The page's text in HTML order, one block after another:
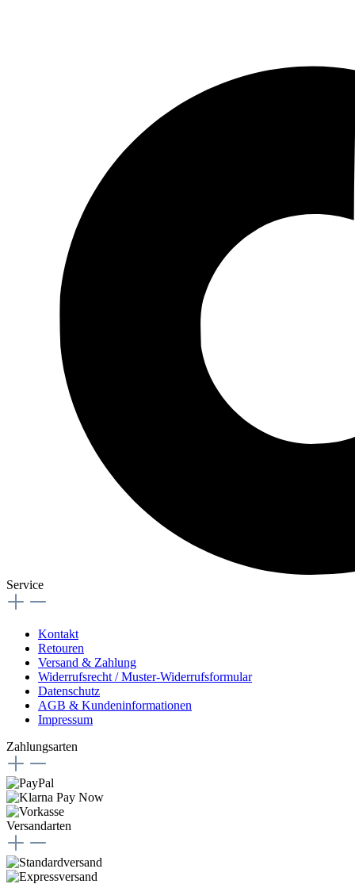
Service
Kontakt
Retouren
Versand & Zahlung
Widerrufsrecht / Muster-Widerrufsformular
Datenschutz
AGB & Kundeninformationen
Impressum
Zahlungsarten
Versandarten